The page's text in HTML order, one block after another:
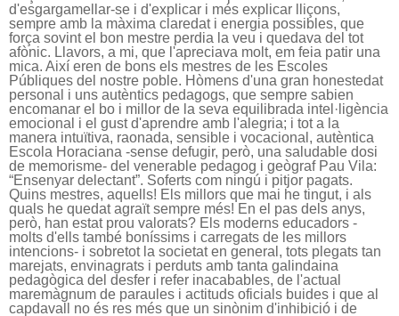
d'esgargamellar-se i d'explicar i més explicar lliçons,
sempre amb la màxima claredat i energia possibles, que
força sovint el bon mestre perdia la veu i quedava del tot
afònic. Llavors, a mi, que l'apreciava molt, em feia patir una
mica. Així eren de bons els mestres de les Escoles
Públiques del nostre poble. Hòmens d'una gran honestedat
personal i uns autèntics pedagogs, que sempre sabien
encomanar el bo i millor de la seva equilibrada intel·ligència
emocional i el gust d'aprendre amb l'alegria; i tot a la
manera intuïtiva, raonada, sensible i vocacional, autèntica
Escola Horaciana -sense defugir, però, una saludable dosi
de memorisme- del venerable pedagog i geògraf Pau Vila:
“Ensenyar delectant”. Soferts com ningú i pitjor pagats.
Quins mestres, aquells! Els millors que mai he tingut, i als
quals he quedat agraït sempre més! En el pas dels anys,
però, han estat prou valorats? Els moderns educadors -
molts d'ells també boníssims i carregats de les millors
intencions- i sobretot la societat en general, tots plegats tan
marejats, envinagrats i perduts amb tanta galindaina
pedagògica del desfer i refer inacabables, de l'actual
maremàgnum de paraules i actituds oficials buides i que al
capdavall no és res més que un sinònim d'inhibició i de